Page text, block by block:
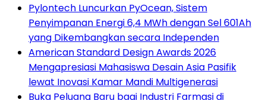
Pylontech Luncurkan PyOcean, Sistem
Penyimpanan Energi 6,4 MWh dengan Sel 601Ah
yang Dikembangkan secara Independen
American Standard Design Awards 2026
Mengapresiasi Mahasiswa Desain Asia Pasifik
lewat Inovasi Kamar Mandi Multigenerasi
Buka Peluang Baru bagi Industri Farmasi di